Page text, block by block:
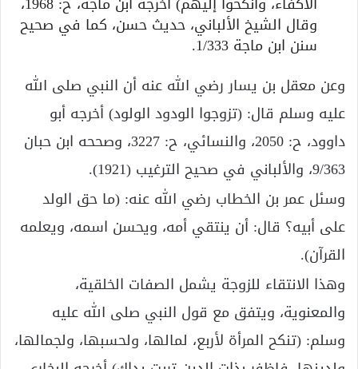
وقال الشيخ الألباني، حديث حسن، كما في صحيح
سنن ابن ماجة 1/333.
وعن معقل بن يسار رضي الله عنه أن النبي صلى الله
عليه وسلم قال: (تزوجوا الودود الولود) أخرجه أبو
داوود، ح: 2050، والنسائي، ح: 3227، وصححه ابن حبان
9/363، والألباني في صحيح الترغيب (1921).
وسئل عمر بن الخطاب رضي الله عنه: (ما حق الولد
على أبيه؟ قال: أن ينتقي أمه، ويحسن اسمه، ويعلمه
القرآن).
وهذا الانتقاء للزوجة يشمل الصفات الخلقية،
والمعنوية، ويتفق مع قول النبي صلى الله عليه
وسلم: (تنكح المرأة لأربع، لمالها، ولحسبها، ولجمالها،